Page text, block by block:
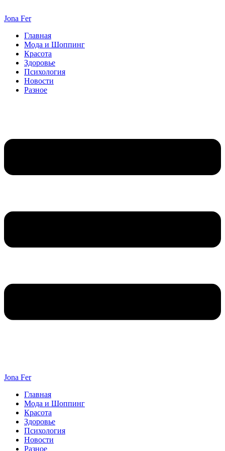
к
Jona Fer
Главная
Мода и Шоппинг
Красота
Здоровье
Психология
Новости
Разное
Jona Fer
Главная
Мода и Шоппинг
Красота
Здоровье
Психология
Новости
Разное